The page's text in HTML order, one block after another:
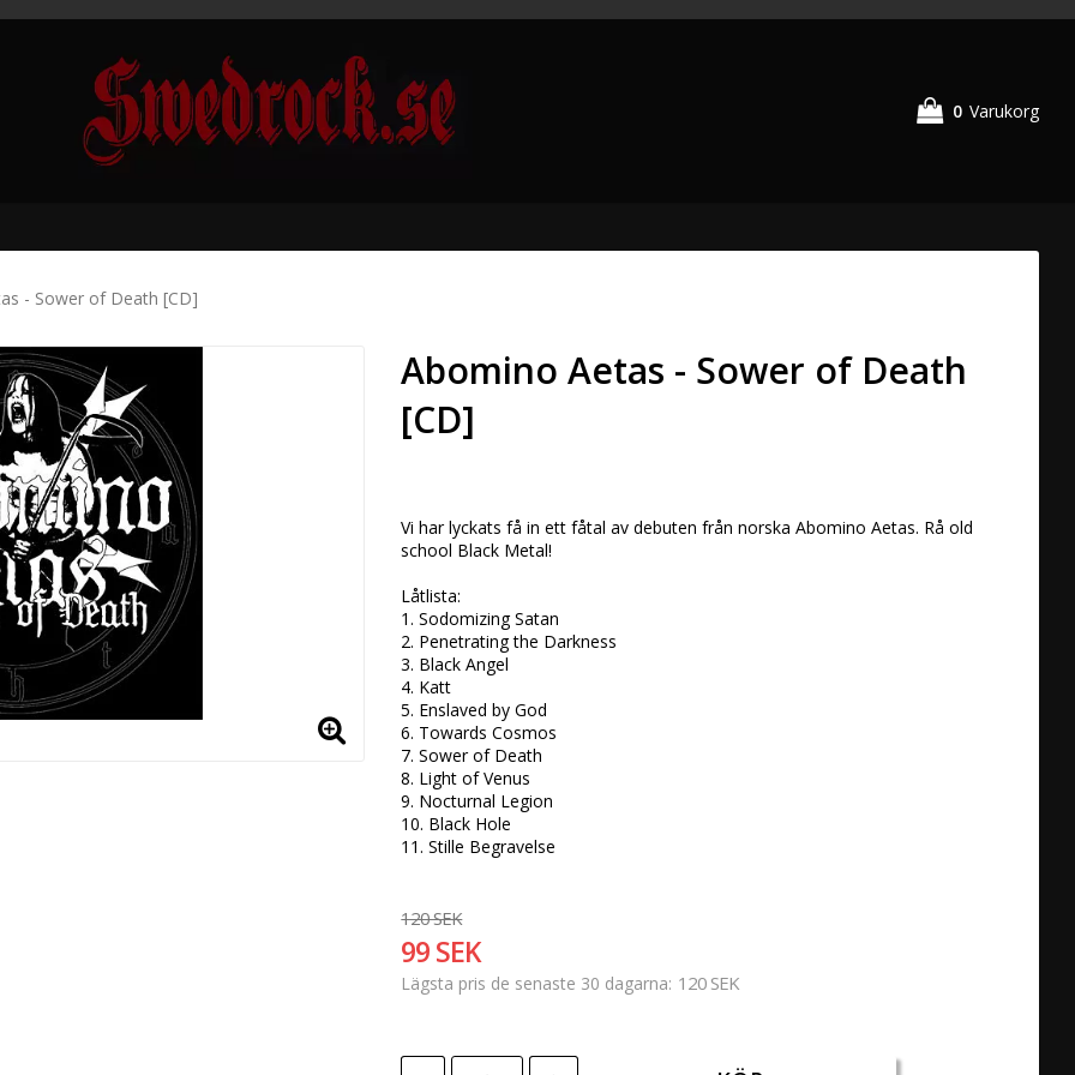
0 Varukorg
- Sower of Death [CD]
Abomino Aetas - Sower of Death
[CD]
Vi har lyckats få in ett fåtal av debuten från norska Abomino Aetas. Rå old
school Black Metal!
Låtlista:
1. Sodomizing Satan
2. Penetrating the Darkness
3. Black Angel
4. Katt
5. Enslaved by God
6. Towards Cosmos
7. Sower of Death
8. Light of Venus
9. Nocturnal Legion
10. Black Hole
11. Stille Begravelse
120 SEK
99 SEK
Lägsta pris de senaste 30 dagarna 120 SEK